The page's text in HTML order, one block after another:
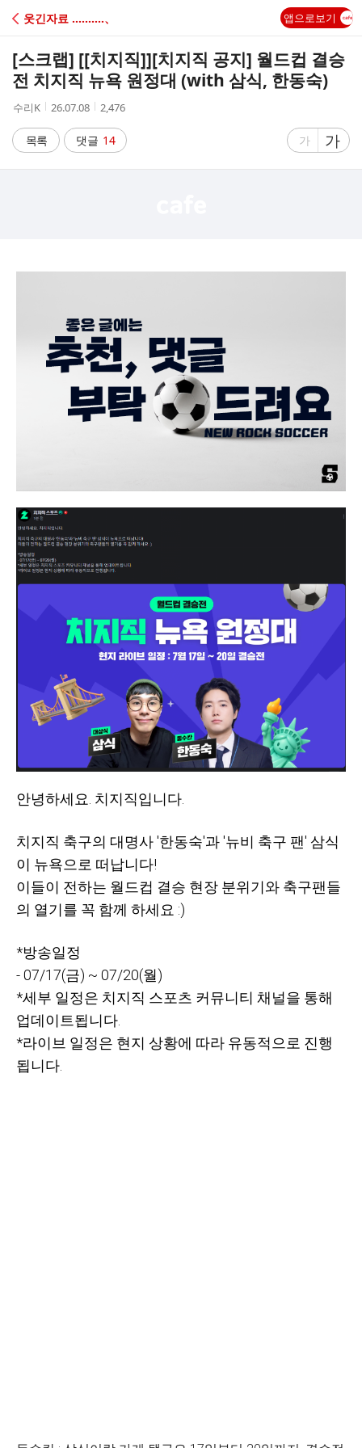
C
A
웃긴자료 ‥‥‥‥‥、 앱으로보기
[스크랩] [[치지직]][치지직 공지] 월드컵 결승
전 치지직 뉴욕 원정대 (with 삼식, 한동숙)
작
자
수리K
작
시
간
26.07.08
조
수
2,476
목록 댓글 14
글
가
글
자
가
안녕하세요. 치지직입니다.
치지직 축구의 대명사 '한동숙'과 '뉴비 축구 팬' 삼식
이 뉴욕으로 떠납니다!
이들이 전하는 월드컵 결승 현장 분위기와 축구팬들
의 열기를 꼭 함께 하세요 :)
*방송일정
- 07/17(금) ~ 07/20(월)
*세부 일정은 치지직 스포츠 커뮤니티 채널을 통해
업데이트됩니다.
*라이브 일정은 현지 상황에 따라 유동적으로 진행
됩니다.